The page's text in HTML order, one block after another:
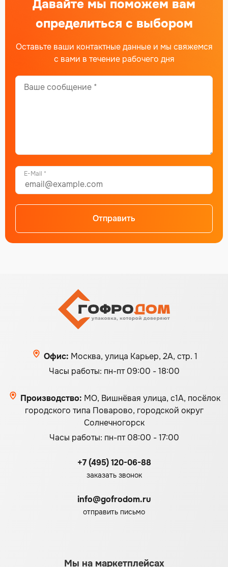
Давайте мы поможем вам
определиться с выбором
Оставьте ваши контактные данные и мы свяжемся
с вами в течение рабочего дня
E-Mail *
Отправить
Офис: Москва, улица Карьер, 2А, стр. 1
Часы работы: пн-пт 09:00 - 18:00
Производство: МО, Вишнёвая улица, с1А, посёлок
городского типа Поварово, городской округ
Солнечногорск
Часы работы: пн-пт 08:00 - 17:00
+7 (495) 120-06-88
заказать звонок
info@gofrodom.ru
отправить письмо
Мы на маркетплейсах